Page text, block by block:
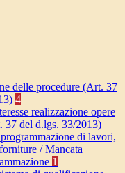
delle procedure (Art. 37
4
realizzazione opere
37 del d.lgs. 33/2013)
di lavori,
/ Mancata
1